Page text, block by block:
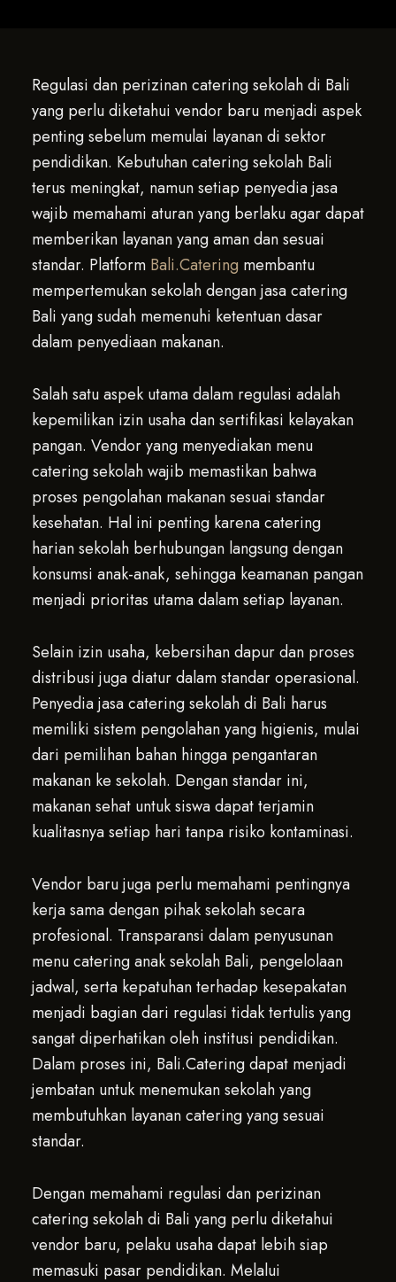
Regulasi dan perizinan catering sekolah di Bali
yang perlu diketahui vendor baru menjadi aspek
penting sebelum memulai layanan di sektor
pendidikan. Kebutuhan catering sekolah Bali
terus meningkat, namun setiap penyedia jasa
wajib memahami aturan yang berlaku agar dapat
memberikan layanan yang aman dan sesuai
standar. Platform Bali.Catering membantu
mempertemukan sekolah dengan jasa catering
Bali yang sudah memenuhi ketentuan dasar
dalam penyediaan makanan.
Salah satu aspek utama dalam regulasi adalah
kepemilikan izin usaha dan sertifikasi kelayakan
pangan. Vendor yang menyediakan menu
catering sekolah wajib memastikan bahwa
proses pengolahan makanan sesuai standar
kesehatan. Hal ini penting karena catering
harian sekolah berhubungan langsung dengan
konsumsi anak-anak, sehingga keamanan pangan
menjadi prioritas utama dalam setiap layanan.
Selain izin usaha, kebersihan dapur dan proses
distribusi juga diatur dalam standar operasional.
Penyedia jasa catering sekolah di Bali harus
memiliki sistem pengolahan yang higienis, mulai
dari pemilihan bahan hingga pengantaran
makanan ke sekolah. Dengan standar ini,
makanan sehat untuk siswa dapat terjamin
kualitasnya setiap hari tanpa risiko kontaminasi.
Vendor baru juga perlu memahami pentingnya
kerja sama dengan pihak sekolah secara
profesional. Transparansi dalam penyusunan
menu catering anak sekolah Bali, pengelolaan
jadwal, serta kepatuhan terhadap kesepakatan
menjadi bagian dari regulasi tidak tertulis yang
sangat diperhatikan oleh institusi pendidikan.
Dalam proses ini, Bali.Catering dapat menjadi
jembatan untuk menemukan sekolah yang
membutuhkan layanan catering yang sesuai
standar.
Dengan memahami regulasi dan perizinan
catering sekolah di Bali yang perlu diketahui
vendor baru, pelaku usaha dapat lebih siap
memasuki pasar pendidikan. Melalui